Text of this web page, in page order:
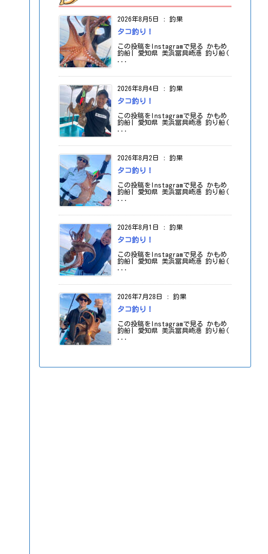
2026年8月5日 : 釣果
タコ釣り！
この投稿をInstagramで見る かもめ
釣船| 愛知県 美浜冨具崎港 釣り船(
...
2026年8月4日 : 釣果
タコ釣り！
この投稿をInstagramで見る かもめ
釣船| 愛知県 美浜冨具崎港 釣り船(
...
2026年8月2日 : 釣果
タコ釣り！
この投稿をInstagramで見る かもめ
釣船| 愛知県 美浜冨具崎港 釣り船(
...
2026年8月1日 : 釣果
タコ釣り！
この投稿をInstagramで見る かもめ
釣船| 愛知県 美浜冨具崎港 釣り船(
...
2026年7月28日 : 釣果
タコ釣り！
この投稿をInstagramで見る かもめ
釣船| 愛知県 美浜冨具崎港 釣り船(
...